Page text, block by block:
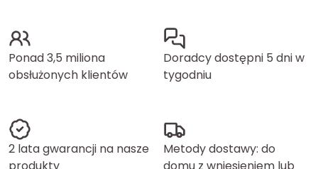
Ponad 3,5 miliona
obsłużonych klientów
Doradcy dostępni 5 dni w
tygodniu
2 lata gwarancji na nasze
produkty
Metody dostawy: do
domu z wniesieniem lub